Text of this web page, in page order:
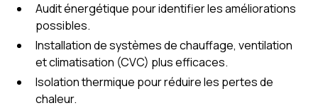
Audit énergétique pour identifier les améliorations
possibles.
Installation de systèmes de chauffage, ventilation
et climatisation (CVC) plus efficaces.
Isolation thermique pour réduire les pertes de
chaleur.